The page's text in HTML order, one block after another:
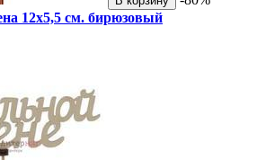
12х5,5 см. бирюзовый